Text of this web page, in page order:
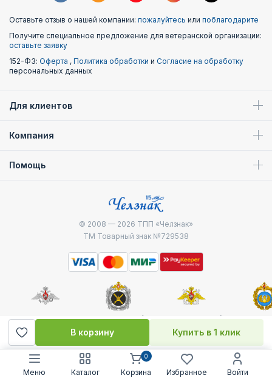
В корзину Купить в 1 клик
Оставьте отзыв о нашей компании: пожалуйтесь или поблагодарите
Получите специальное предложение для ветеранской организации:
оставьте заявку
152-ФЗ: Оферта , Политика обработки и Согласие на обработку
персональных данных
Для клиентов
Компания
Помощь
© 2008 — 2026 ТПП «Челзнак»
ТМ Товарный знак №729538
Министерство
Генштаб ВС РФ
Военно-морской
флот
десантные
Меню Каталог Корзина
0
Избранное Войти